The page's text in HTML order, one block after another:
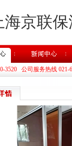
海京联
3520 公司服务热线 021-